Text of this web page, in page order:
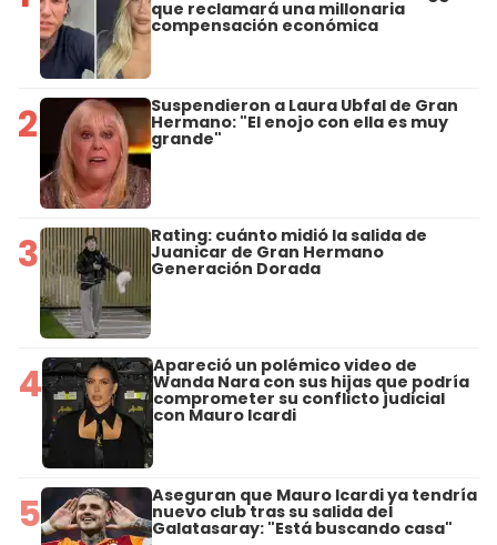
que reclamará una millonaria
compensación económica
2 Suspendieron a Laura Ubfal de Gran
Hermano: "El enojo con ella es muy
grande"
3 Rating: cuánto midió la salida de
Juanicar de Gran Hermano
Generación Dorada
4 Apareció un polémico video de
Wanda Nara con sus hijas que podría
comprometer su conflicto judicial
con Mauro Icardi
5 Aseguran que Mauro Icardi ya tendría
nuevo club tras su salida del
Galatasaray: "Está buscando casa"